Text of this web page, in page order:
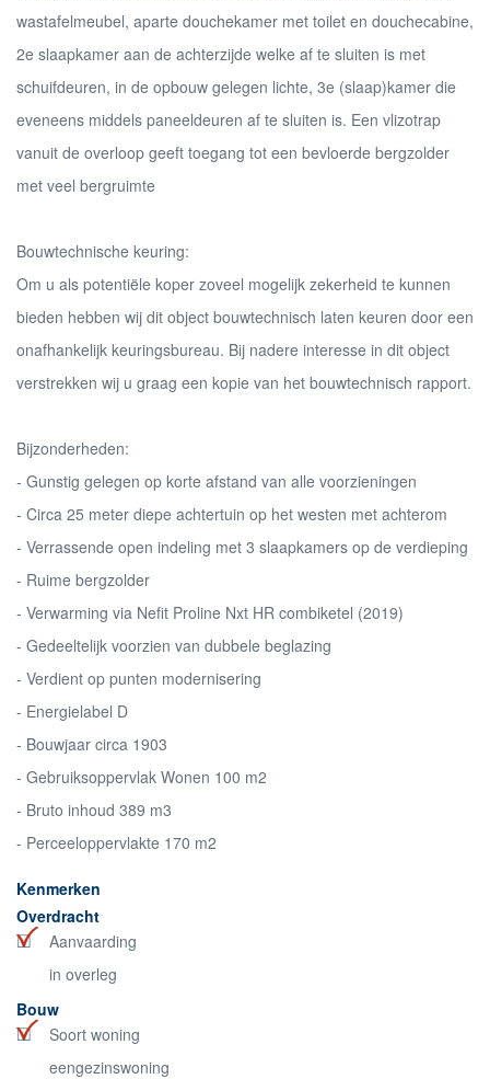
wastafelmeubel, aparte douchekamer met toilet en douchecabine,
2e slaapkamer aan de achterzijde welke af te sluiten is met
schuifdeuren, in de opbouw gelegen lichte, 3e (slaap)kamer die
eveneens middels paneeldeuren af te sluiten is. Een vlizotrap
vanuit de overloop geeft toegang tot een bevloerde bergzolder
met veel bergruimte
Bouwtechnische keuring:
Om u als potentiële koper zoveel mogelijk zekerheid te kunnen
bieden hebben wij dit object bouwtechnisch laten keuren door een
onafhankelijk keuringsbureau. Bij nadere interesse in dit object
verstrekken wij u graag een kopie van het bouwtechnisch rapport.
Bijzonderheden:
- Gunstig gelegen op korte afstand van alle voorzieningen
- Circa 25 meter diepe achtertuin op het westen met achterom
- Verrassende open indeling met 3 slaapkamers op de verdieping
- Ruime bergzolder
- Verwarming via Nefit Proline Nxt HR combiketel (2019)
- Gedeeltelijk voorzien van dubbele beglazing
- Verdient op punten modernisering
- Energielabel D
- Bouwjaar circa 1903
- Gebruiksoppervlak Wonen 100 m2
- Bruto inhoud 389 m3
- Perceeloppervlakte 170 m2
Kenmerken
Overdracht
Aanvaarding
in overleg
Bouw
Soort woning
eengezinswoning